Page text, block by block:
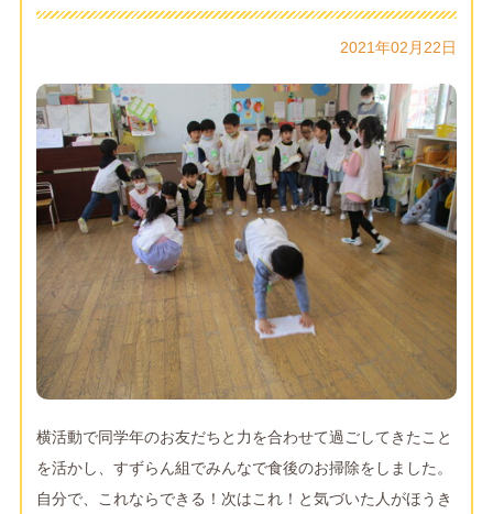
2021年02月22日
横活動で同学年のお友だちと力を合わせて過ごしてきたこと
を活かし、すずらん組でみんなで食後のお掃除をしました。
自分で、これならできる！次はこれ！と気づいた人がほうき